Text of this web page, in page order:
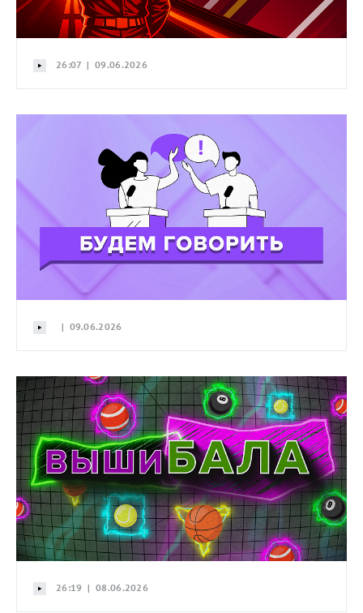
26:07 | 09.06.2026
| 09.06.2026
26:19 | 08.06.2026